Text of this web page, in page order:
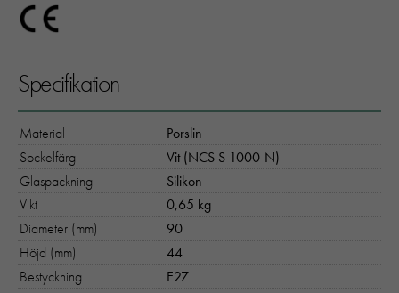
Specifikation
Material
Porslin
Sockelfärg
Vit (NCS S 1000-N)
Glaspackning
Silikon
Vikt
0,65 kg
Diameter (mm)
90
Höjd (mm)
44
Bestyckning
E27